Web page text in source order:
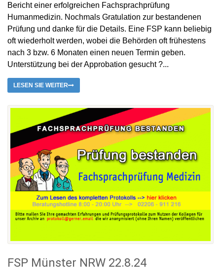
Bericht einer erfolgreichen Fachsprachprüfung
Humanmedizin. Nochmals Gratulation zur bestandenen
Prüfung und danke für die Details. Eine FSP kann beliebig
oft wiederholt werden, wobei die Behörden oft frühestens
nach 3 bzw. 6 Monaten einen neuen Termin geben.
Unterstützung bei der Approbation gesucht ?...
LESEN SIE WEITER
FSP Münster NRW 22.8.24